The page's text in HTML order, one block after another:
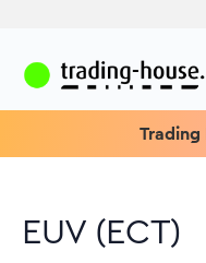
Trading
EUV (ECT)